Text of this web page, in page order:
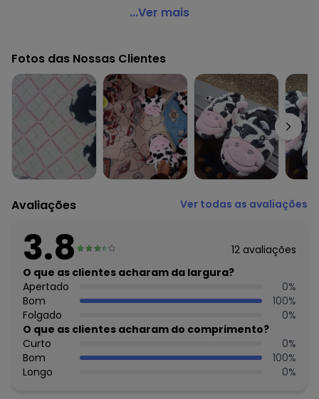
Cia da Malha - Pantufas Quentinhas Diversas Infantil
Código do produto: 23087368
water_resistance : não indicado para usar na água
Histórico de preços
O preço apresentado abaixo é o menor oferecido em
algum dia do mês, para o menor tamanho disponível.
agosto/2026
N/D*
julho/2026 N/D*
junho/2026 N/D*
abril/2026 N/D*
março/2026 N/D*
fevereiro/2026
...Ver mais
Fotos das Nossas Clientes
Avaliações Ver todas as avaliações
3.8 12 avaliações
O que as clientes acharam da largura?
Apertado
0%
Bom
100%
Folgado
0%
O que as clientes acharam do comprimento?
Curto
0%
Bom
100%
Longo
0%